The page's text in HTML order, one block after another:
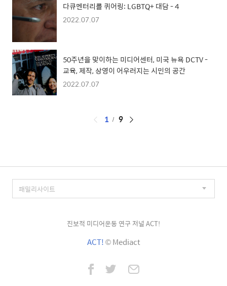
다큐멘터리를 퀴어링: LGBTQ+ 대담 - 4
2022.07.07
50주년을 맞이하는 미디어센터, 미국 뉴욕 DCTV -
교육, 제작, 상영이 어우러지는 시민의 공간
2022.07.07
페
1 9
진보적 미디어운동 연구 저널 ACT!
ACT!© Mediact